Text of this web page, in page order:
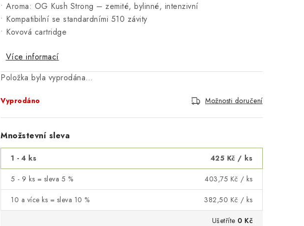
• Aroma: OG Kush Strong – zemité, bylinné, intenzivní
• Kompatibilní se standardními 510 závity
• Kovová cartridge
Více informací
Položka byla vyprodána…
Vyprodáno Možnosti doručení
Množstevní sleva
1 - 4 ks 425 Kč / ks
5 - 9 ks = sleva 5 % 403,75 Kč / ks
10 a více ks = sleva 10 % 382,50 Kč / ks
Ušetříte 0 Kč